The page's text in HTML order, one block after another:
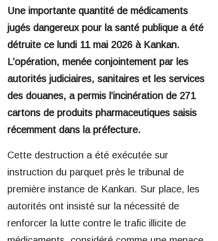
Une importante quantité de médicaments
jugés dangereux pour la santé publique a été
détruite ce lundi 11 mai 2026 à Kankan.
L’opération, menée conjointement par les
autorités judiciaires, sanitaires et les services
des douanes, a permis l’incinération de 271
cartons de produits pharmaceutiques saisis
récemment dans la préfecture.
Cette destruction a été exécutée sur
instruction du parquet près le tribunal de
première instance de Kankan. Sur place, les
autorités ont insisté sur la nécessité de
renforcer la lutte contre le trafic illicite de